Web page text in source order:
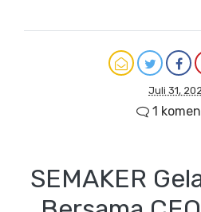
Juli 31,
1
SEMAKER